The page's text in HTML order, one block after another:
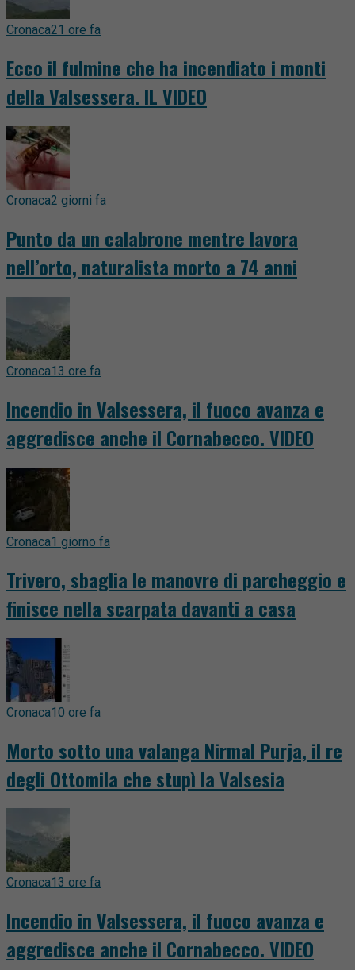
Cronaca21 ore fa
Ecco il fulmine che ha incendiato i monti
della Valsessera. IL VIDEO
Cronaca2 giorni fa
Punto da un calabrone mentre lavora
nell’orto, naturalista morto a 74 anni
Cronaca13 ore fa
Incendio in Valsessera, il fuoco avanza e
aggredisce anche il Cornabecco. VIDEO
Cronaca1 giorno fa
Trivero, sbaglia le manovre di parcheggio e
finisce nella scarpata davanti a casa
Cronaca10 ore fa
Morto sotto una valanga Nirmal Purja, il re
degli Ottomila che stupì la Valsesia
Cronaca13 ore fa
Incendio in Valsessera, il fuoco avanza e
aggredisce anche il Cornabecco. VIDEO